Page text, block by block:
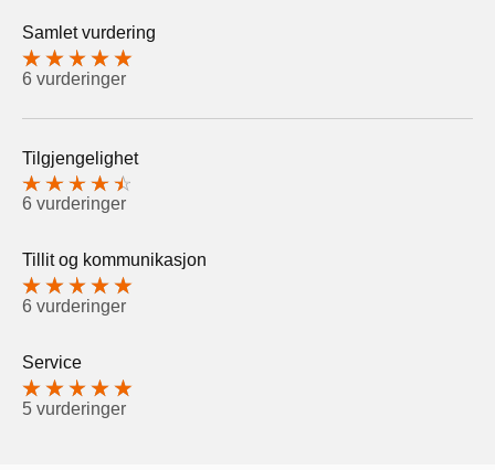
Samlet vurdering
6 vurderinger
Tilgjengelighet
6 vurderinger
Tillit og kommunikasjon
6 vurderinger
Service
5 vurderinger